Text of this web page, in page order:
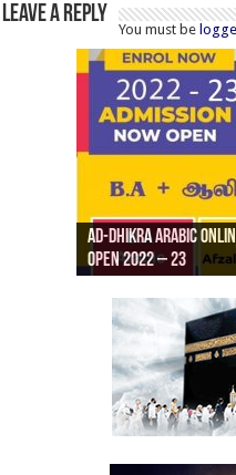
Leave a Reply
You must be
Ad-Dhikra Arabic
Open 2022 – 23
Ad-Dhikra Arabic
AD DHIKRA ARABIC
ரியாத் ஜும்ஆ
Masjid (Kuwait